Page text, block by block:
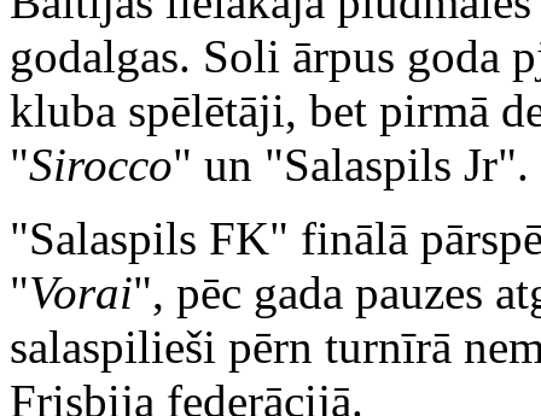
godalgas. Soli ārpus goda
kluba spēlētāji, bet pirmā
"Sirocco" un "Salaspils Jr".
"Salaspils FK" finālā
"Vorai", pēc gada pauzes
salaspilieši pērn turnīrā
Frisbija federācijā.